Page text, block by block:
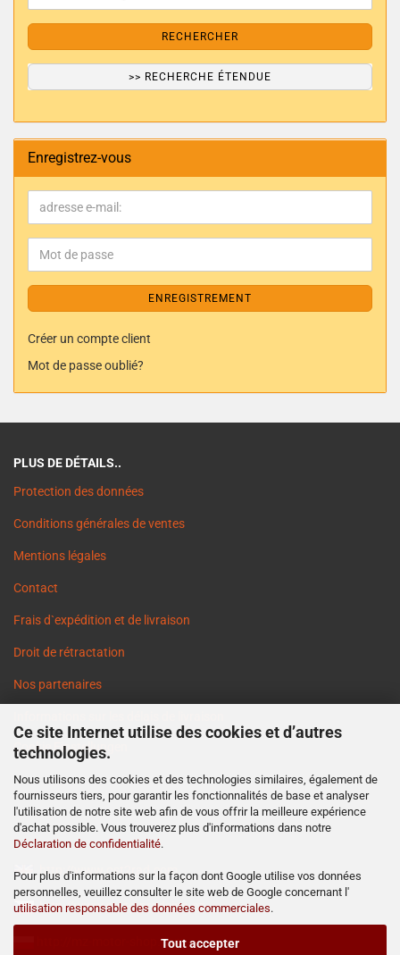
Ce site Internet utilise des cookies et d’autres
technologies.
Nous utilisons des cookies et des technologies similaires, également de
fournisseurs tiers, pour garantir les fonctionnalités de base et analyser
l'utilisation de notre site web afin de vous offrir la meilleure expérience
d'achat possible. Vous trouverez plus d'informations dans notre
Déclaration de confidentialité.
Pour plus d'informations sur la façon dont Google utilise vos données
personnelles, veuillez consulter le site web de Google concernant l'
utilisation responsable des données commerciales.
Tout accepter
RECHERCHER
>> RECHERCHE ÉTENDUE
Enregistrez-vous
ENREGISTREMENT
Créer un compte client
Mot de passe oublié?
PLUS DE DÉTAILS..
Protection des données
Conditions générales de ventes
Mentions légales
Contact
Frais d`expédition et de livraison
Droit de rétractation
Nos partenaires
Cookie Einstellungen
http://www.ost2rad.com
http://www.moto-prodejna.cz
http://mz-motor-shop.com